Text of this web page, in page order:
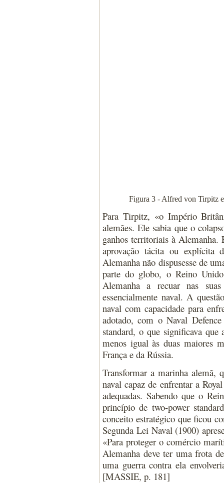
Figura 3 - Alfred von Tirpitz
Para Tirpitz, «o Império
alemães. Ele sabia que o
ganhos territoriais à Alemanha.
aprovação tácita ou explícita
Alemanha não dispusesse de
parte do globo, o Reino
Alemanha a recuar nas
essencialmente naval. A
naval com capacidade para
adotado, com o Naval
standard, o que significava
menos igual às duas maiores
França e da Rússia.
Transformar a marinha alemã,
naval capaz de enfrentar a
adequadas. Sabendo que o
princípio de two-power
conceito estratégico que ficou
Segunda Lei Naval (1900)
«Para proteger o comércio
Alemanha deve ter uma frota
uma guerra contra ela
[MASSIE, p. 181]